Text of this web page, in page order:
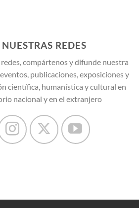
REDES
compártenos y difunde nuestra
publicaciones, exposiciones y
científica, humanística y cultural en
nacional y en el extranjero